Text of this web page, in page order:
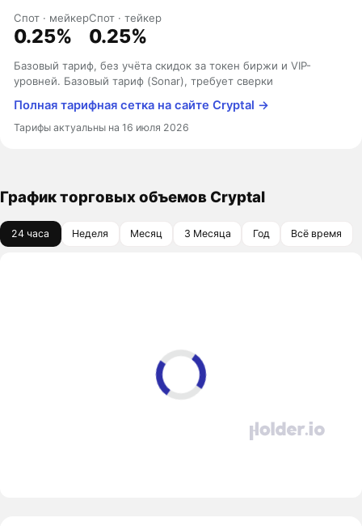
Спот · мейкер
0.25%
Спот · тейкер
0.25%
Базовый тариф, без учёта скидок за токен биржи и VIP-
уровней. Базовый тариф (Sonar), требует сверки
Полная тарифная сетка на сайте Cryptal →
Тарифы актуальны на 16 июля 2026
График торговых объемов Cryptal
24 часа Неделя Месяц 3 Месяца Год Всё время